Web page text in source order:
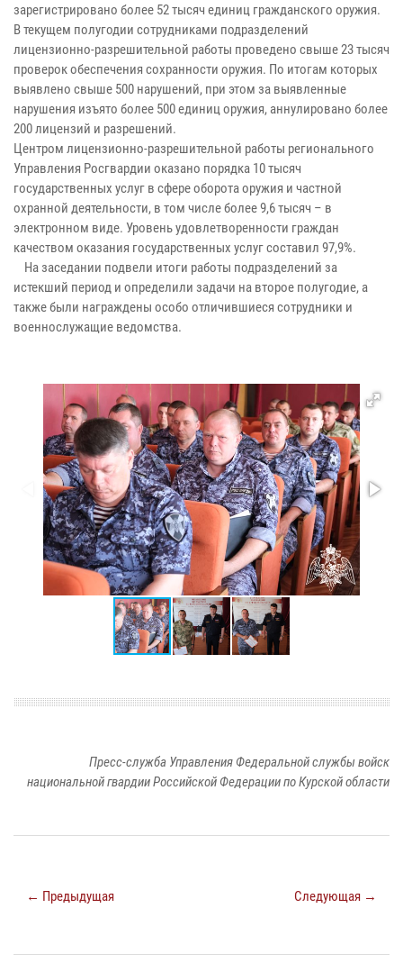
зарегистрировано более 52 тысяч единиц гражданского оружия.
В текущем полугодии сотрудниками подразделений
лицензионно-разрешительной работы проведено свыше 23 тысяч
проверок обеспечения сохранности оружия. По итогам которых
выявлено свыше 500 нарушений, при этом за выявленные
нарушения изъято более 500 единиц оружия, аннулировано более
200 лицензий и разрешений.
Центром лицензионно-разрешительной работы регионального
Управления Росгвардии оказано порядка 10 тысяч
государственных услуг в сфере оборота оружия и частной
охранной деятельности, в том числе более 9,6 тысяч – в
электронном виде. Уровень удовлетворенности граждан
качеством оказания государственных услуг составил 97,9%.
На заседании подвели итоги работы подразделений за
истекший период и определили задачи на второе полугодие, а
также были награждены особо отличившиеся сотрудники и
военнослужащие ведомства.
Пресс-служба Управления Федеральной службы войск
национальной гвардии Российской Федерации по Курской области
← Предыдущая Следующая →